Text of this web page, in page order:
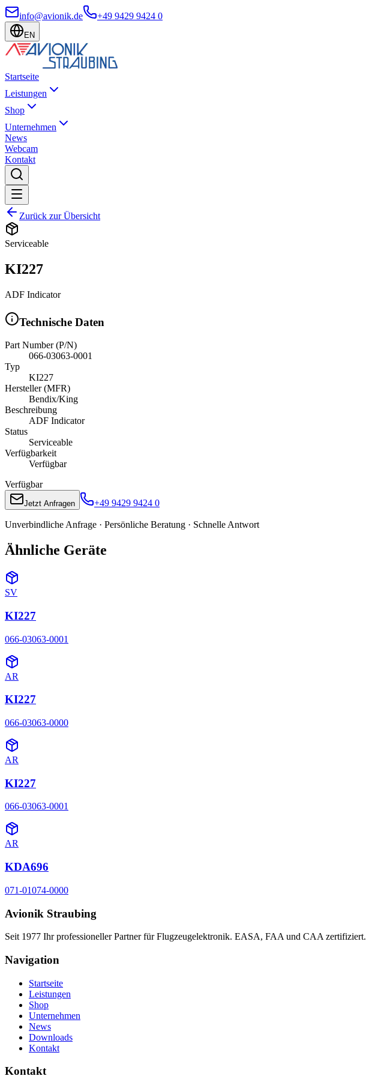
info@avionik.de +49 9429 9424 0
EN
Startseite
Leistungen
Shop
Unternehmen
News
Webcam
Kontakt
Zurück zur Übersicht
Serviceable
KI227
ADF Indicator
Technische Daten
Part Number (P/N)
066-03063-0001
Typ
KI227
Hersteller (MFR)
Bendix/King
Beschreibung
ADF Indicator
Status
Serviceable
Verfügbarkeit
Verfügbar
Verfügbar
Jetzt Anfragen +49 9429 9424 0
Unverbindliche Anfrage · Persönliche Beratung · Schnelle Antwort
Ähnliche Geräte
SV
KI227
066-03063-0001
AR
KI227
066-03063-0000
AR
KI227
066-03063-0001
AR
KDA696
071-01074-0000
Avionik Straubing
Seit 1977 Ihr professioneller Partner für Flugzeugelektronik. EASA, FAA und CAA zertifiziert.
Navigation
Startseite
Leistungen
Shop
Unternehmen
News
Downloads
Kontakt
Kontakt